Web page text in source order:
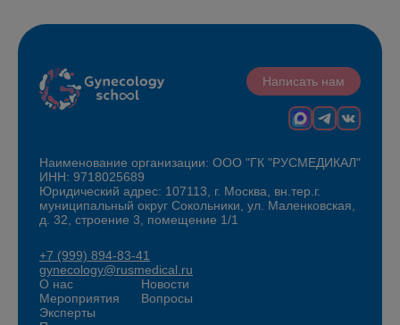
Написать нам
Наименование организации: ООО "ГК "РУСМЕДИКАЛ"
ИНН: 9718025689
Юридический адрес: 107113, г. Москва, вн.тер.г.
муниципальный округ Сокольники, ул. Маленковская,
д. 32, строение 3, помещение 1/1
+7 (999) 894-83-41
gynecology@rusmedical.ru
О нас
Мероприятия
Эксперты
Новости
Вопросы